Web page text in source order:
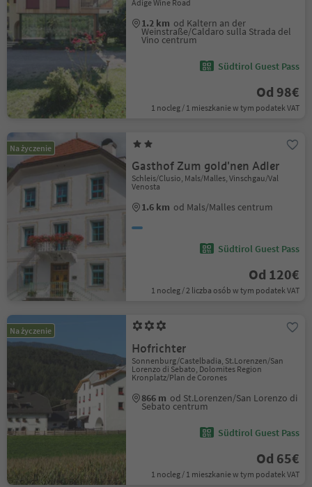
Adige Wine Road
1.2 km od Kaltern an der
Weinstraße/Caldaro sulla Strada del
Vino centrum
Südtirol Guest Pass
Od 98€
1 nocleg / 1 mieszkanie w tym podatek VAT
Na życzenie
Gasthof Zum gold'nen Adler
Schleis/Clusio, Mals/Malles, Vinschgau/Val
Venosta
1.6 km od Mals/Malles centrum
Südtirol Guest Pass
Od 120€
1 nocleg / 2 liczba osób w tym podatek VAT
Na życzenie
Hofrichter
Sonnenburg/Castelbadia, St.Lorenzen/San
Lorenzo di Sebato, Dolomites Region
Kronplatz/Plan de Corones
866 m od St.Lorenzen/San Lorenzo di
Sebato centrum
Südtirol Guest Pass
Od 65€
1 nocleg / 1 mieszkanie w tym podatek VAT